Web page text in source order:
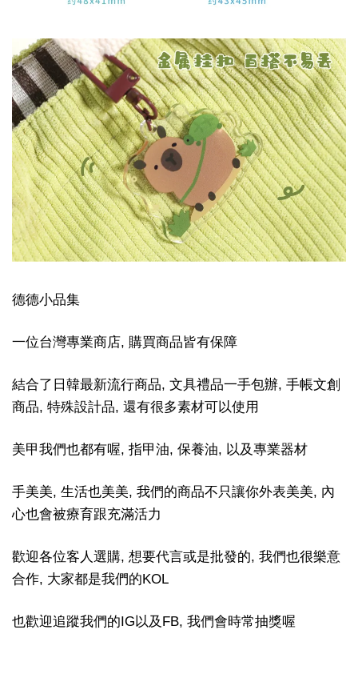
德德小品集
一位台灣專業商店, 購買商品皆有保障
結合了日韓最新流行商品, 文具禮品一手包辦, 手帳文創
商品, 特殊設計品, 還有很多素材可以使用
美甲我們也都有喔, 指甲油, 保養油, 以及專業器材
手美美, 生活也美美, 我們的商品不只讓你外表美美, 內
心也會被療育跟充滿活力
歡迎各位客人選購, 想要代言或是批發的, 我們也很樂意
合作, 大家都是我們的KOL
也歡迎追蹤我們的IG以及FB, 我們會時常抽獎喔